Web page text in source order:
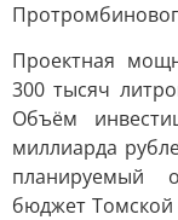
Проектная
300 тысяч
Объём
миллиарда
планируемый
бюджет Томской